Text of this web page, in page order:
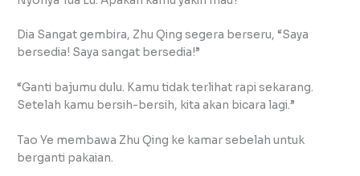
Dia Sangat gembira, Zhu Qing segera berseru, “Saya
bersedia! Saya sangat bersedia!”
“Ganti bajumu dulu. Kamu tidak terlihat rapi sekarang.
Setelah kamu bersih-bersih, kita akan bicara lagi.”
Tao Ye membawa Zhu Qing ke kamar sebelah untuk
berganti pakaian.